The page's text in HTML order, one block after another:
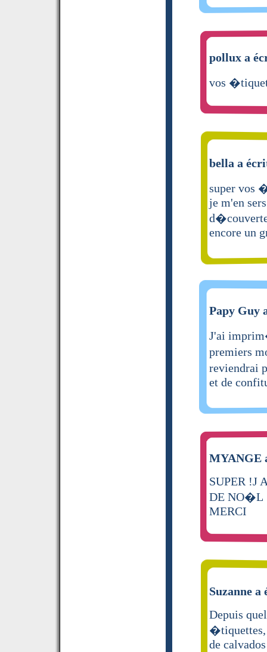
pollux a
vos
bella a
super vos
je m'en
encore un
Papy Guy
J'ai
premiers
reviendrai
et de
MYANGE
SUPER !J
DE NO�L
MERCI
Suzanne
Depuis
�tiquettes,
de